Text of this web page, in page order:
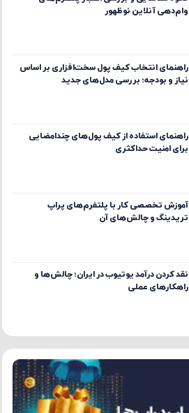
وام‌دهی آنلاین نوظهور
راهنمای انتخاب کیف پول سخت‌افزاری بر اساس
نیاز و بودجه؛ بررسی مدل‌های جدید
راهنمای استفاده از کیف پول‌های چندامضایی
برای امنیت حداکثری
آموزش تخصصی کار با پلتفرم‌های پراپ
تریدینگ و چالش‌های آن
نقد کردن درآمد یوتیوب در ایران؛ چالش‌ها و
راهکارهای عملی